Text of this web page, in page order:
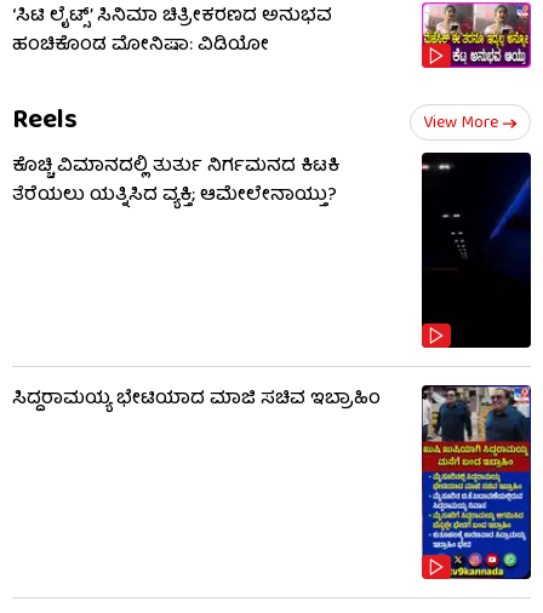
‘ಸಿಟಿ ಲೈಟ್ಸ್’ ಸಿನಿಮಾ ಚಿತ್ರೀಕರಣದ ಅನುಭವ
ಹಂಚಿಕೊಂಡ ಮೋನಿಷಾ: ವಿಡಿಯೋ
Reels View More
ಕೊಚ್ಚಿ ವಿಮಾನದಲ್ಲಿ ತುರ್ತು ನಿರ್ಗಮನದ ಕಿಟಕಿ
ತೆರೆಯಲು ಯತ್ನಿಸಿದ ವ್ಯಕ್ತಿ; ಆಮೇಲೇನಾಯ್ತು?
ಸಿದ್ದರಾಮಯ್ಯ ಭೇಟಿಯಾದ ಮಾಜಿ ಸಚಿವ ಇಬ್ರಾಹಿಂ